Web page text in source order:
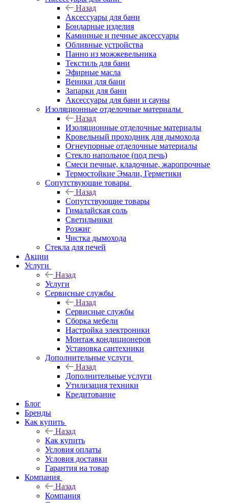
Назад
Аксессуары для бани
Бондарные изделия
Каминные и печные аксессуары
Обливные устройства
Панно из можжевельника
Текстиль для бани
Эфирные масла
Веники для бани
Запарки для бани
Аксессуары для бани и сауны
Изоляционные отделочные материалы
Назад
Изоляционные отделочные материалы
Кровельный проходник для дымохода
Огнеупорные отделочные материалы
Стекло напольное (под печь)
Смеси печные, кладочные, жаропрочные
Термостойкие Эмали, Герметики
Сопутствующие товары
Назад
Сопутствующие товары
Гималайская соль
Светильники
Розжиг
Чистка дымохода
Стекла для печей
Акции
Услуги
Назад
Услуги
Сервисные службы
Назад
Сервисные службы
Сборка мебели
Настройка электроники
Монтаж кондиционеров
Установка сантехники
Дополнительные услуги
Назад
Дополнительные услуги
Утилизация техники
Кредитование
Блог
Бренды
Как купить
Назад
Как купить
Условия оплаты
Условия доставки
Гарантия на товар
Компания
Назад
Компания